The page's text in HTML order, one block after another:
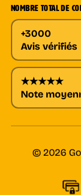
NOMBRE TOTAL DE
+3000
Avis vérifiés
★★★★★
Note
© 2026